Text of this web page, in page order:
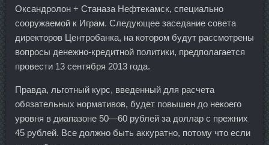
Оксандролон + Станаза Нефтекамск, специально
сооружаемой к Играм. Следующее заседание совета
директоров Центробанка, на котором будут рассмотрены
вопросы денежно-кредитной политики, предполагается
провести 13 сентября 2013 года.
Правда, льготный курс, введенный для расчета
обязательных нормативов, будет повышен до некоего
уровня в диапазоне 50—60 рублей за доллар с прежних
45 рублей. Все должно быть аккуратно, потому что если